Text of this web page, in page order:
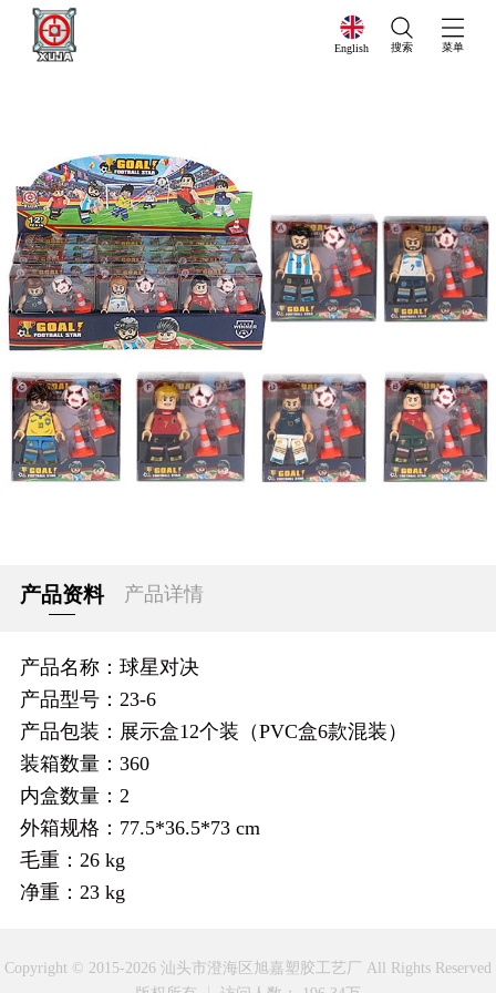
English 搜索 菜单
产品资料 产品详情
产品名称：球星对决
产品型号：23-6
产品包装：展示盒12个装（PVC盒6款混装）
装箱数量：360
内盒数量：2
外箱规格：77.5*36.5*73 cm
毛重：26 kg
净重：23 kg
Copyright © 2015-2026 汕头市澄海区旭嘉塑胶工艺厂 All Rights Reserved